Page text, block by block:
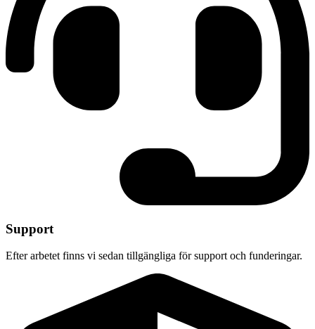
Support
Efter arbetet finns vi sedan tillgängliga för support och funderingar.